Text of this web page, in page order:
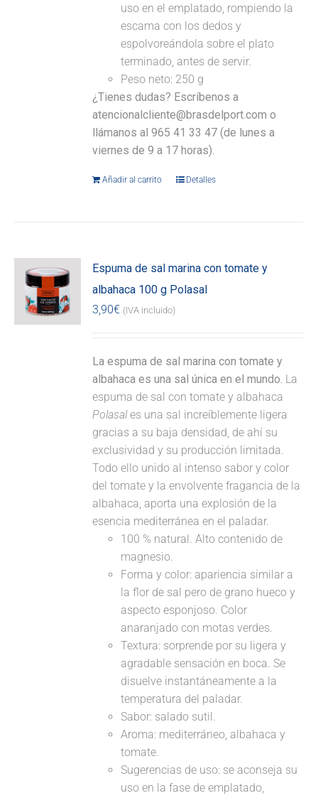
uso en el emplatado, rompiendo la
escama con los dedos y
espolvoreándola sobre el plato
terminado, antes de servir.
Peso neto: 250 g
¿Tienes dudas? Escríbenos a
atencionalcliente@brasdelport.com o
llámanos al 965 41 33 47 (de lunes a
viernes de 9 a 17 horas).
Añadir al carrito Detalles
Espuma de sal marina con tomate y
albahaca 100 g Polasal
3,90€ (IVA incluido)
La espuma de sal marina con tomate y
albahaca es una sal única en el mundo. La
espuma de sal con tomate y albahaca
Polasales una sal increíblemente ligera
gracias a su baja densidad, de ahí su
exclusividad y su producción limitada.
Todo ello unido al intenso sabor y color
del tomate y la envolvente fragancia de la
albahaca, aporta una explosión de la
esencia mediterránea en el paladar.
100 % natural. Alto contenido de
magnesio.
Forma y color: apariencia similar a
la flor de sal pero de grano hueco y
aspecto esponjoso. Color
anaranjado con motas verdes.
Textura: sorprende por su ligera y
agradable sensación en boca. Se
disuelve instantáneamente a la
temperatura del paladar.
Sabor: salado sutil.
Aroma: mediterráneo, albahaca y
tomate.
Sugerencias de uso: se aconseja su
uso en la fase de emplatado,